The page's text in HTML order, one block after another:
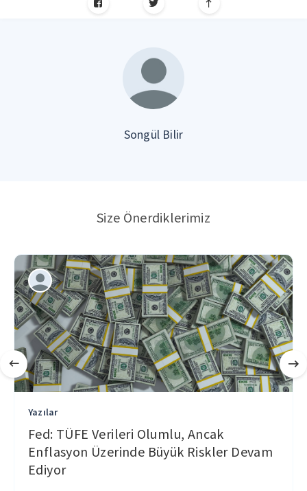
Songül Bilir
Size Önerdiklerimiz
Yazılar
Fed: TÜFE Verileri Olumlu, Ancak
Enflasyon Üzerinde Büyük Riskler Devam
Ediyor